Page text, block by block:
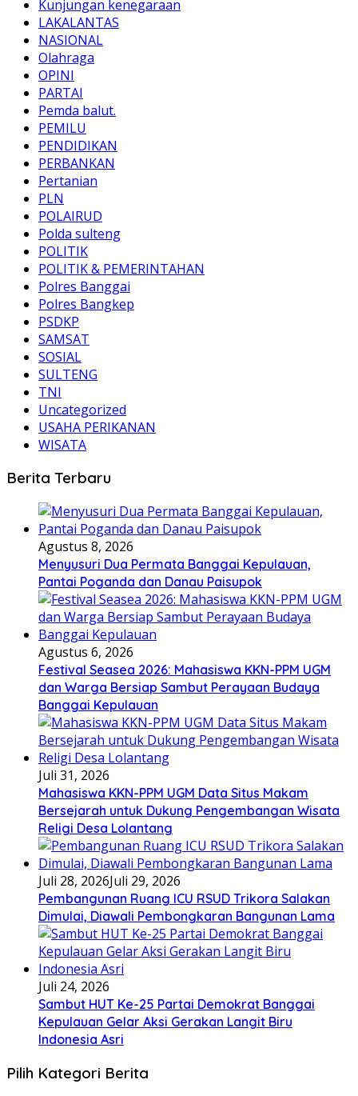
Kunjungan kenegaraan
LAKALANTAS
NASIONAL
Olahraga
OPINI
PARTAI
Pemda balut.
PEMILU
PENDIDIKAN
PERBANKAN
Pertanian
PLN
POLAIRUD
Polda sulteng
POLITIK
POLITIK & PEMERINTAHAN
Polres Banggai
Polres Bangkep
PSDKP
SAMSAT
SOSIAL
SULTENG
TNI
Uncategorized
USAHA PERIKANAN
WISATA
Berita Terbaru
Agustus 8, 2026
Menyusuri Dua Permata Banggai Kepulauan,
Pantai Poganda dan Danau Paisupok
Agustus 6, 2026
Festival Seasea 2026: Mahasiswa KKN-PPM UGM
dan Warga Bersiap Sambut Perayaan Budaya
Banggai Kepulauan
Juli 31, 2026
Mahasiswa KKN-PPM UGM Data Situs Makam
Bersejarah untuk Dukung Pengembangan Wisata
Religi Desa Lolantang
Juli 28, 2026Juli 29, 2026
Pembangunan Ruang ICU RSUD Trikora Salakan
Dimulai, Diawali Pembongkaran Bangunan Lama
Juli 24, 2026
Sambut HUT Ke-25 Partai Demokrat Banggai
Kepulauan Gelar Aksi Gerakan Langit Biru
Indonesia Asri
Pilih Kategori Berita